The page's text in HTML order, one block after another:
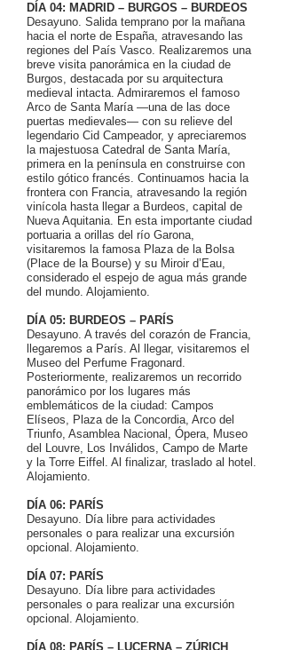
DÍA 04: MADRID – BURGOS – BURDEOS
Desayuno. Salida temprano por la mañana
hacia el norte de España, atravesando las
regiones del País Vasco. Realizaremos una
breve visita panorámica en la ciudad de
Burgos, destacada por su arquitectura
medieval intacta. Admiraremos el famoso
Arco de Santa María —una de las doce
puertas medievales— con su relieve del
legendario Cid Campeador, y apreciaremos
la majestuosa Catedral de Santa María,
primera en la península en construirse con
estilo gótico francés. Continuamos hacia la
frontera con Francia, atravesando la región
vinícola hasta llegar a Burdeos, capital de
Nueva Aquitania. En esta importante ciudad
portuaria a orillas del río Garona,
visitaremos la famosa Plaza de la Bolsa
(Place de la Bourse) y su Miroir d’Eau,
considerado el espejo de agua más grande
del mundo. Alojamiento.
DÍA 05: BURDEOS – PARÍS
Desayuno. A través del corazón de Francia,
llegaremos a París. Al llegar, visitaremos el
Museo del Perfume Fragonard.
Posteriormente, realizaremos un recorrido
panorámico por los lugares más
emblemáticos de la ciudad: Campos
Elíseos, Plaza de la Concordia, Arco del
Triunfo, Asamblea Nacional, Ópera, Museo
del Louvre, Los Inválidos, Campo de Marte
y la Torre Eiffel. Al finalizar, traslado al hotel.
Alojamiento.
DÍA 06: PARÍS
Desayuno. Día libre para actividades
personales o para realizar una excursión
opcional. Alojamiento.
DÍA 07: PARÍS
Desayuno. Día libre para actividades
personales o para realizar una excursión
opcional. Alojamiento.
DÍA 08: PARÍS – LUCERNA – ZÚRICH